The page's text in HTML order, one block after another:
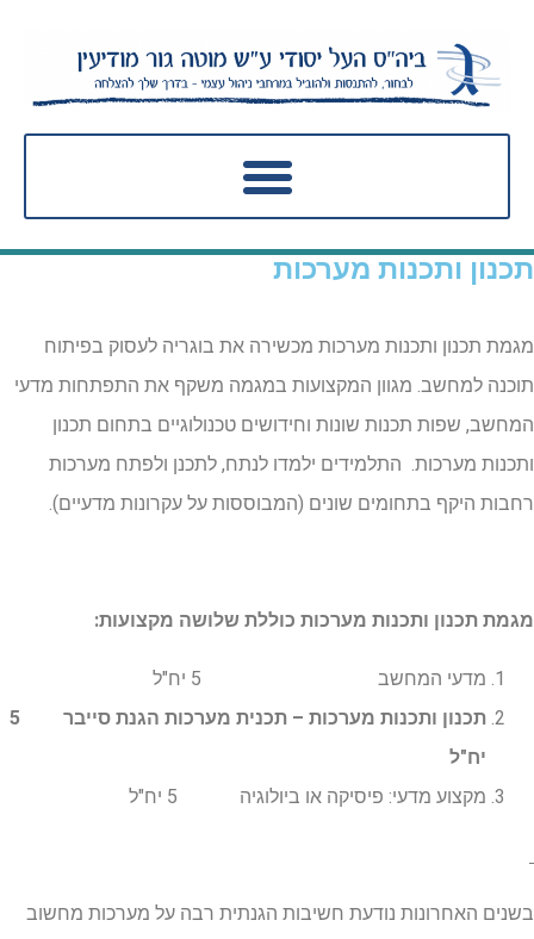
תכנון ותכנות מערכות
מגמת תכנון ותכנות מערכות מכשירה את בוגריה לעסוק בפיתוח
תוכנה למחשב. מגוון המקצועות במגמה משקף את התפתחות מדעי
המחשב, שפות תכנות שונות וחידושים טכנולוגיים בתחום תכנון
ותכנות מערכות. התלמידים ילמדו לנתח, לתכנן ולפתח מערכות
רחבות היקף בתחומים שונים (המבוססות על עקרונות מדעיים).
מגמת תכנון ותכנות מערכות כוללת שלושה מקצועות:
מדעי המחשב 5 יח"ל
תכנון ותכנות מערכות – תכנית מערכות הגנת סייבר
5
יח"ל
מקצוע מדעי: פיסיקה או ביולוגיה 5 יח"ל
בשנים האחרונות נודעת חשיבות הגנתית רבה על מערכות מחשוב